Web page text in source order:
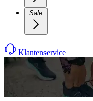
Sale
Klantenservice